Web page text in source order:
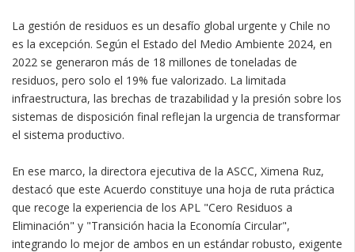
La gestión de residuos es un desafío global urgente y Chile no
es la excepción. Según el Estado del Medio Ambiente 2024, en
2022 se generaron más de 18 millones de toneladas de
residuos, pero solo el 19% fue valorizado. La limitada
infraestructura, las brechas de trazabilidad y la presión sobre los
sistemas de disposición final reflejan la urgencia de transformar
el sistema productivo.
En ese marco, la directora ejecutiva de la ASCC, Ximena Ruz,
destacó que este Acuerdo constituye una hoja de ruta práctica
que recoge la experiencia de los APL "Cero Residuos a
Eliminación" y "Transición hacia la Economía Circular",
integrando lo mejor de ambos en un estándar robusto, exigente